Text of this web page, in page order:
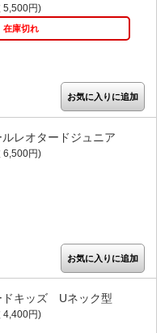
5,500円)
在庫切れ
レオタードジュニア
6,500円)
ドキッズ Uネック型
4,400円)